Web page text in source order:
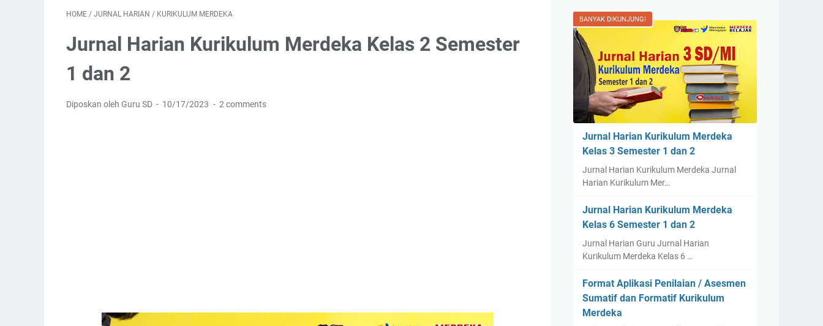
HOME / JURNAL HARIAN / KURIKULUM MERDEKA
Jurnal Harian Kurikulum Merdeka Kelas 2 Semester
1 dan 2
Diposkan oleh Guru SD 10/17/2023 2 comments
BANYAK DIKUNJUNGI
Jurnal Harian Kurikulum Merdeka
Kelas 3 Semester 1 dan 2
Jurnal Harian Kurikulum Merdeka Jurnal
Harian Kurikulum Mer…
Jurnal Harian Kurikulum Merdeka
Kelas 6 Semester 1 dan 2
Jurnal Harian Guru Jurnal Harian
Kurikulum Merdeka Kelas 6 …
Format Aplikasi Penilaian / Asesmen
Sumatif dan Formatif Kurikulum
Merdeka